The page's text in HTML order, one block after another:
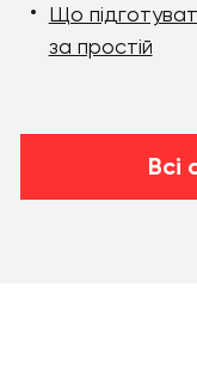
Що
за простій
Всі